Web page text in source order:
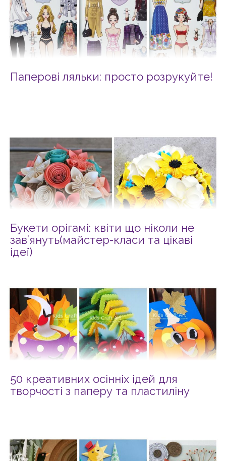
Паперові ляльки: просто розрукуйте!
Букети орігамі: квіти що ніколи не
зав’януть(майстер-класи та цікаві
ідеї)
50 креативних осінніх ідей для
творчості з паперу та пластиліну